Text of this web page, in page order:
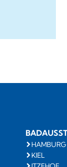
HAMBURG
KIEL